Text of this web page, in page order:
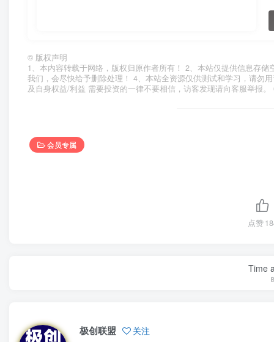
© 版权声明
1、本内容转载于网络，版权归原作者所有！ 2、本站仅提供信息存
我们，会尽快给予删除处理！ 4、本站全资源仅供测试和学习，请勿
及自身权益/利益 需要投资的一律不要相信，访客发现请向客服举报
会员专属
点赞
Time
极创联盟 关注